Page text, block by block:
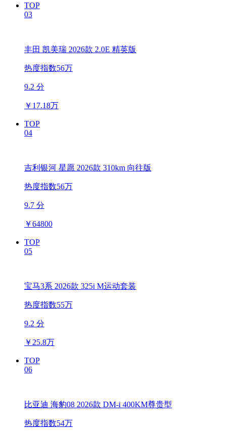
TOP
03
丰田 凯美瑞 2026款 2.0E 精英版
热度指数56万
9.2 分
￥ 17.18万
TOP
04
吉利银河 星愿 2026款 310km 向往版
热度指数56万
9.7 分
￥64800
TOP
05
宝马3系 2026款 325i M运动套装
热度指数55万
9.2 分
￥ 25.8万
TOP
06
比亚迪 海豹08 2026款 DM-i 400KM尊贵型
热度指数54万